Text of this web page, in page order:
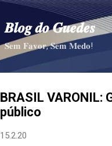
𝑩𝒍𝒐𝒈 𝒅𝒐 𝑮𝒖𝒆𝒅𝒆𝒔
𝐒𝐞𝐦 𝐅𝐚𝐯𝐨𝐫, 𝐒𝐞𝐦 𝐌𝐞𝐝𝐨!
BRASIL
público
15.2.20